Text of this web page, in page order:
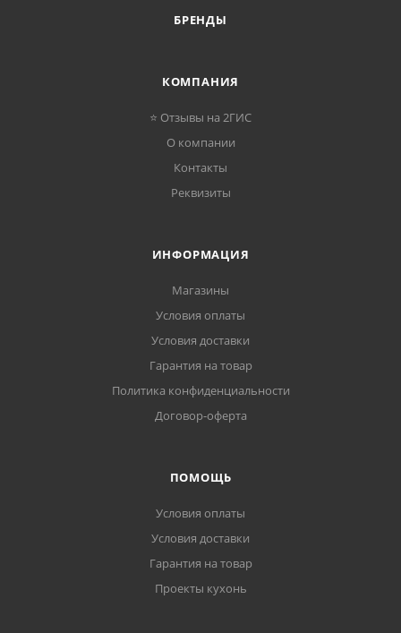
БРЕНДЫ
КОМПАНИЯ
⭐ Отзывы на 2ГИС
О компании
Контакты
Реквизиты
ИНФОРМАЦИЯ
Магазины
Условия оплаты
Условия доставки
Гарантия на товар
Политика конфиденциальности
Договор-оферта
ПОМОЩЬ
Условия оплаты
Условия доставки
Гарантия на товар
Проекты кухонь